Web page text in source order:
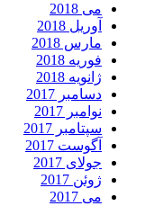
می 2018
آوریل 2018
مارس 2018
فوریه 2018
ژانویه 2018
دسامبر 2017
نوامبر 2017
سپتامبر 2017
آگوست 2017
جولای 2017
ژوئن 2017
می 2017